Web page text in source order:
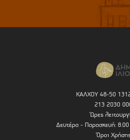
ΚΑΛΧΟΥ 48-50
213 2030
Ώρες
Δευτέρα - Παρασκευή:
Όροι